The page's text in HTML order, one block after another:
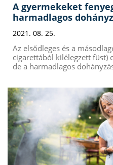
A gyermekeket
harmadlagos
2021. 08. 25.
Az elsődleges és a
cigarettából kilélegzett füst)
de a harmadlagos